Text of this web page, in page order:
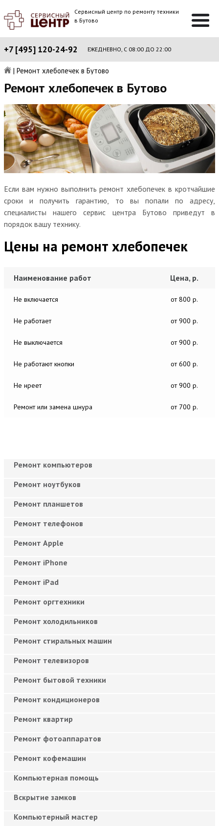
Сервисный центр по ремонту техники
в Бутово
+7 [495] 120-24-92 ЕЖЕДНЕВНО, С 08:00 ДО 22:00
| Ремонт хлебопечек в Бутово
Ремонт хлебопечек в Бутово
Если вам нужно выполнить ремонт хлебопечек в кротчайшие
сроки и получить гарантию, то вы попали по адресу,
специалисты нашего сервис центра Бутово приведут в
порядок вашу технику.
Цены на ремонт хлебопечек
Наименование работ Цена, р.
Не включается от 800 р.
Не работает от 900 р.
Не выключается от 900 р.
Не работают кнопки от 600 р.
Не нреет от 900 р.
Ремонт или замена шнура от 700 р.
Ремонт компьютеров
Ремонт ноутбуков
Ремонт планшетов
Ремонт телефонов
Ремонт Apple
Ремонт iPhone
Ремонт iPad
Ремонт оргтехники
Ремонт холодильников
Ремонт стиральных машин
Ремонт телевизоров
Ремонт бытовой техники
Ремонт кондиционеров
Ремонт квартир
Ремонт фотоаппаратов
Ремонт кофемашин
Компьютерная помощь
Вскрытие замков
Компьютерный мастер